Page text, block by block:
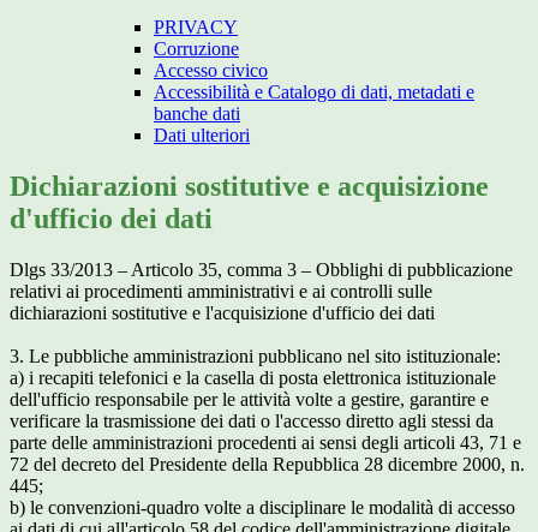
PRIVACY
Corruzione
Accesso civico
Accessibilità e Catalogo di dati, metadati e
banche dati
Dati ulteriori
Dichiarazioni sostitutive e acquisizione
d'ufficio dei dati
Dlgs 33/2013 – Articolo 35, comma 3 – Obblighi di pubblicazione
relativi ai procedimenti amministrativi e ai controlli sulle
dichiarazioni sostitutive e l'acquisizione d'ufficio dei dati
3. Le pubbliche amministrazioni pubblicano nel sito istituzionale:
a) i recapiti telefonici e la casella di posta elettronica istituzionale
dell'ufficio responsabile per le attività volte a gestire, garantire e
verificare la trasmissione dei dati o l'accesso diretto agli stessi da
parte delle amministrazioni procedenti ai sensi degli articoli 43, 71 e
72 del decreto del Presidente della Repubblica 28 dicembre 2000, n.
445;
b) le convenzioni-quadro volte a disciplinare le modalità di accesso